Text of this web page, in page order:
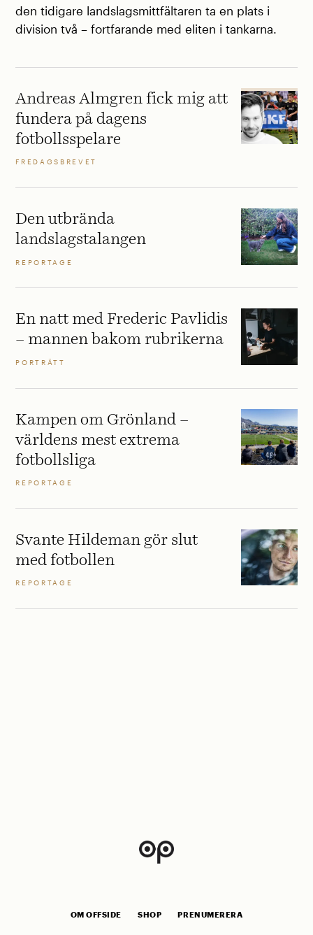
den tidigare landslagsmittfältaren ta en plats i
division två – fortfarande med eliten i tankarna.
Andreas Almgren fick mig att
fundera på dagens
fotbollsspelare
FREDAGSBREVET
Den utbrända
landslagstalangen
REPORTAGE
En natt med Frederic Pavlidis
– mannen bakom rubrikerna
PORTRÄTT
Kampen om Grönland –
världens mest extrema
fotbollsliga
REPORTAGE
Svante Hildeman gör slut
med fotbollen
REPORTAGE
OM OFFSIDE SHOP PRENUMERERA